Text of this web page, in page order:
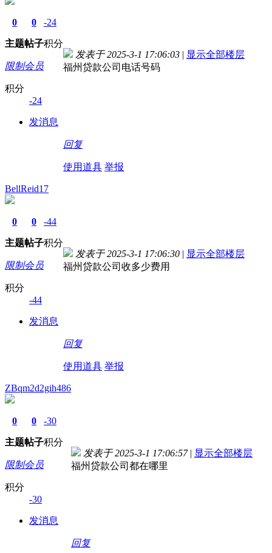
0
主题
0
帖子
-24
积分
限制会员
积分
-24
发消息
发表于 2025-3-1 17:06:03 | 显示全部楼层
福州贷款公司电话号码
回复
使用道具 举报
BellReid17
0
主题
0
帖子
-44
积分
限制会员
积分
-44
发消息
发表于 2025-3-1 17:06:30 | 显示全部楼层
福州贷款公司收多少费用
回复
使用道具 举报
ZBqm2d2gih486
0
主题
0
帖子
-30
积分
限制会员
积分
-30
发消息
发表于 2025-3-1 17:06:57 | 显示全部楼层
福州贷款公司都在哪里
回复